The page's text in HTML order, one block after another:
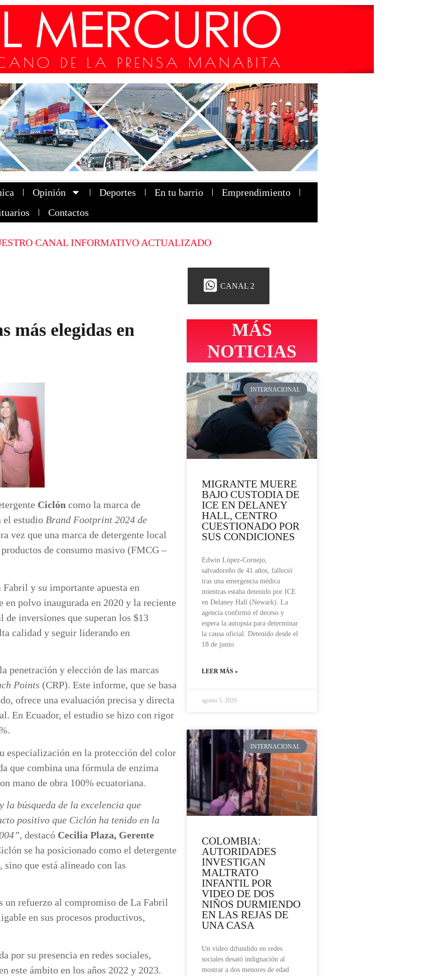
Opinión Deportes En tu barrio
Emprendimiento
Contactos
CANAL INFORMATIVO ACTUALIZADO
CANAL 2
más elegidas en
Ciclón como la marca de
el estudio Brand Footprint 2024 de
vez que una marca de detergente local
de consumo masivo (FMCG –
y su importante apuesta en
en polvo inaugurada en 2020 y la reciente
de inversiones que superan los $13
calidad y seguir liderando en
penetración y elección de las marcas
Points (CRP). Este informe, que se basa
ofrece una evaluación precisa y directa
En Ecuador, el estudio se hizo con rigor
especialización en la protección del color
que combina una fórmula de enzima
mano de obra 100% ecuatoriana.
la búsqueda de la excelencia que
positivo que Ciclón ha tenido en la
destacó Cecilia Plaza, Gerente
se ha posicionado como el detergente
que está alineado con las
un refuerzo al compromiso de La Fabril
en sus procesos productivos,
por su presencia en redes sociales,
este ámbito en los años 2022 y 2023.
MÁS
NOTICIAS
INTERNACIONAL
MIGRANTE MUERE
BAJO CUSTODIA DE
ICE EN DELANEY
HALL, CENTRO
CUESTIONADO POR
SUS CONDICIONES
Edwin López-Cornejo,
salvadoreño de 41 años, falleció
tras una emergencia médica
mientras estaba detenido por ICE
en Delaney Hall (Newark). La
agencia confirmó el deceso y
espera la autopsia para determinar
la causa oficial. Detenido desde el
18 de junio
LEER MÁS »
agosto 5, 2026
INTERNACIONAL
COLOMBIA:
AUTORIDADES
INVESTIGAN
MALTRATO
INFANTIL POR
VIDEO DE DOS
NIÑOS DURMIENDO
EN LAS REJAS DE
UNA CASA
Un video difundido en redes
sociales desató indignación al
mostrar a dos menores de edad